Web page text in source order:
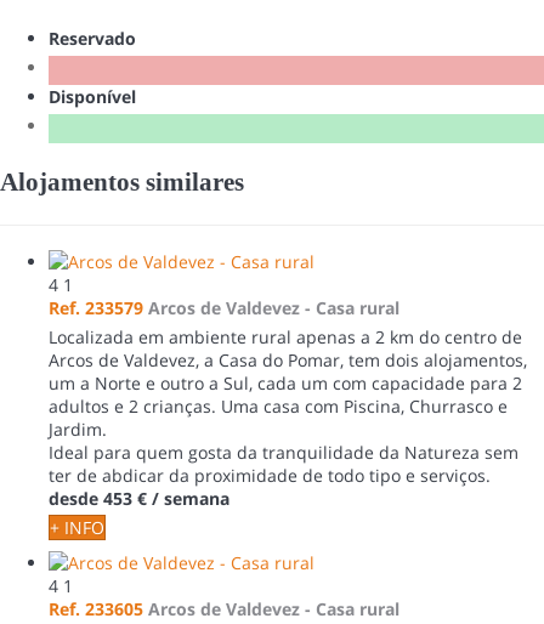
Reservado
Disponível
Alojamentos similares
4 1
Ref. 233579 Arcos de Valdevez - Casa rural
Localizada em ambiente rural apenas a 2 km do centro de
Arcos de Valdevez, a Casa do Pomar, tem dois alojamentos,
um a Norte e outro a Sul, cada um com capacidade para 2
adultos e 2 crianças. Uma casa com Piscina, Churrasco e
Jardim.
Ideal para quem gosta da tranquilidade da Natureza sem
ter de abdicar da proximidade de todo tipo e serviços.
desde 453 € / semana
+ INFO
4 1
Ref. 233605 Arcos de Valdevez - Casa rural